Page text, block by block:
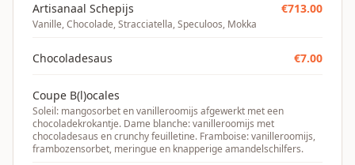
Artisanaal Schepijs
Vanille, Chocolade, Stracciatella, Speculoos, Mokka
€713.00
Chocoladesaus €7.00
Coupe B(l)ocales
Soleil: mangosorbet en vanilleroomijs afgewerkt met een
chocoladekrokantje. Dame blanche: vanilleroomijs met
chocoladesaus en crunchy feuilletine. Framboise: vanilleroomijs,
frambozensorbet, meringue en knapperige amandelschilfers.